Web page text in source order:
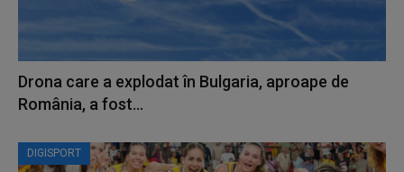
Drona care a explodat în Bulgaria, aproape de
România, a fost...
DIGISPORT